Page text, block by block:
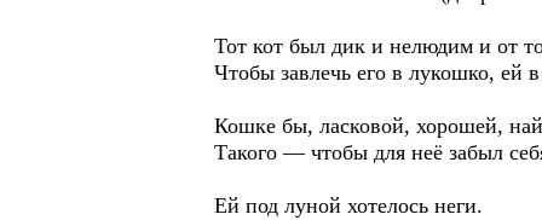
Тот кот был дик и нелюдим и от
Чтобы завлечь его в лукошко, ей
Кошке бы, ласковой, хорошей,
Такого — чтобы для неё забыл
Ей под луной хотелось неги.